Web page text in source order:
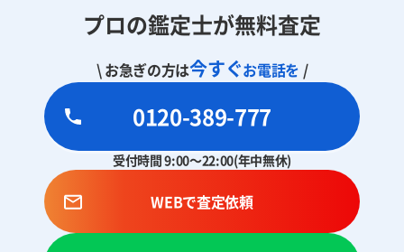
プロの鑑定士が無料査定
\ お急ぎの方は今すぐお電話を /
0120-389-777
受付時間 9:00～22:00(年中無休)
WEBで査定依頼